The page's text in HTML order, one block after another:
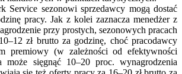
Service sezonowi sprzedawcy mogą dostać
pracy. Jak z kolei zaznacza menedżer z
przy prostych, sezonowych pracach
zł brutto za godzinę, choć pracodawcy
premiowy (w zależności od efektywności
może sięgnąć 10–20 proc. wynagrodzenia